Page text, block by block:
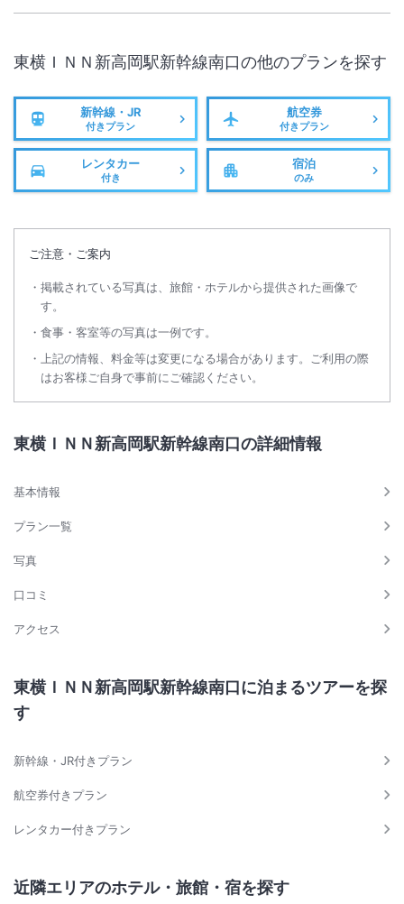
東横ＩＮＮ新高岡駅新幹線南口の他のプランを探す
新幹線・JR
付きプラン
航空券
付きプラン
レンタカー
付き
宿泊
のみ
ご注意・ご案内
掲載されている写真は、旅館・ホテルから提供された画像で
す。
食事・客室等の写真は一例です。
上記の情報、料金等は変更になる場合があります。ご利用の際
はお客様ご自身で事前にご確認ください。
東横ＩＮＮ新高岡駅新幹線南口の詳細情報
基本情報
プラン一覧
写真
口コミ
アクセス
東横ＩＮＮ新高岡駅新幹線南口に泊まるツアーを探
す
新幹線・JR付きプラン
航空券付きプラン
レンタカー付きプラン
近隣エリアのホテル・旅館・宿を探す